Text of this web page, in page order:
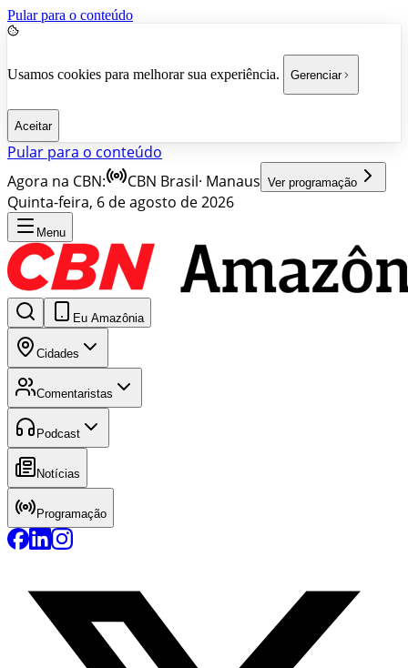
Pular para o conteúdo
Usamos cookies para melhorar sua experiência. Gerenciar
Aceitar
Pular para o conteúdo
Agora na CBN:
CBN Brasil· Manaus Ver programação
Quinta-feira, 6 de agosto de 2026
Menu
Eu Amazônia
Cidades
Comentaristas
Podcast
Notícias
Programação